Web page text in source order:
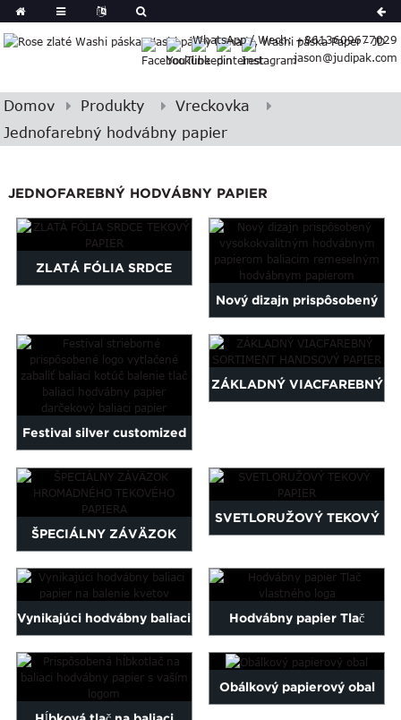
WhatsApp / Wech: +8613609677029
jason@judipak.com
Japanese
Hindi
Bosnian
Corsican
Georgian
Kazakh
Malayalam
Sesotho
Sundanese
Domov Produkty
Vreckovka
Jednofarebný hodvábny papier
JEDNOFAREBNÝ HODVÁBNY PAPIER
ZLATÁ FÓLIA SRDCE
Nový dizajn prispôsobený
vysokokvalitný hodvábny
papier...
Festival silver customized
logo printed wrap pa...
ZÁKLADNÝ VIACFAREBNÝ
ŠPECIÁLNY ZÁVÄZOK
HROMADNÉHO
TEKOVÉHO PAPIERA
SVETLORUŽOVÝ TEKOVÝ
Vynikajúci hodvábny baliaci
papier na balenie kvetov...
Hodvábny papier Tlač
vlastného loga
Obálkový papierový obal